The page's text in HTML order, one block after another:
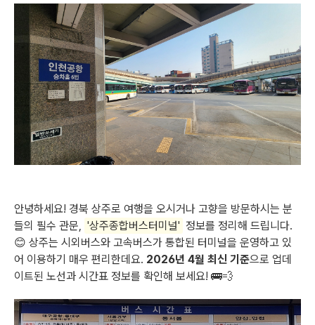
안녕하세요! 경북 상주로 여행을 오시거나 고향을 방문하시는 분
들의 필수 관문, '상주종합버스터미널' 정보를 정리해 드립니다.
😊 상주는 시외버스와 고속버스가 통합된 터미널을 운영하고 있
어 이용하기 매우 편리한데요. 2026년 4월 최신 기준으로 업데
이트된 노선과 시간표 정보를 확인해 보세요! 🚌💨